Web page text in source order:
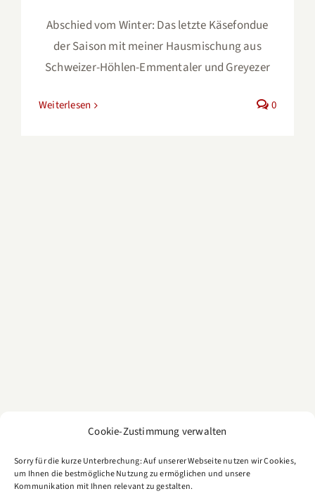
Cookie-Zustimmung verwalten
Sorry für die kurze Unterbrechung: Auf unserer Webseite nutzen wir Cookies,
um Ihnen die bestmögliche Nutzung zu ermöglichen und unsere
Kommunikation mit Ihnen relevant zu gestalten.
Abschied vom Winter: Das letzte Käsefondue
der Saison mit meiner Hausmischung aus
Schweizer-Höhlen-Emmentaler und Greyezer
Weiterlesen 0